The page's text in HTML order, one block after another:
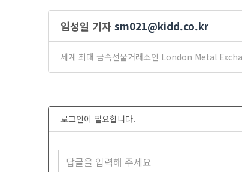
임성일 기자 sm021@kidd.co.kr
세계 최대 금속선물거래소인 London Metal
로그인이 필요합니다.